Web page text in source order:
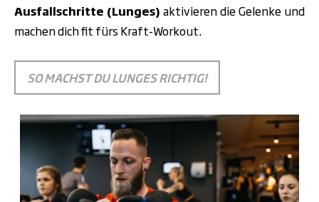
Ausfallschritte (Lunges) aktivieren die Gelenke und
machen dich fit fürs Kraft-Workout.
SO MACHST DU LUNGES RICHTIG!